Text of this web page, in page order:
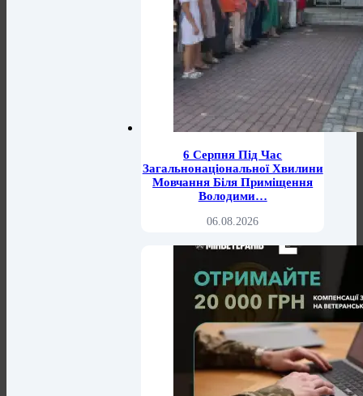
6 Серпня Під Час
Загальнонаціональної Хвилини
Мовчання Біля Приміщення
Володими…
06.08.2026